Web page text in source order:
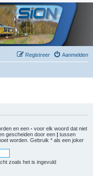
Aanmelden
Registreer
en een - voor elk woord dat niet
gescheiden door een | tussen
worden. Gebruik * als een joker
zoals het is ingevuld